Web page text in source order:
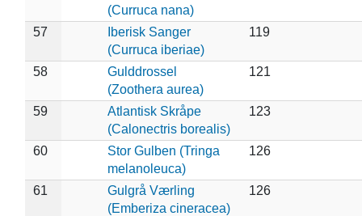
(Curruca nana)
57
Iberisk Sanger
(Curruca iberiae)
119
58
Gulddrossel
(Zoothera aurea)
121
59
Atlantisk Skråpe
(Calonectris borealis)
123
60
Stor Gulben (Tringa
melanoleuca)
126
61
Gulgrå Værling
(Emberiza cineracea)
126